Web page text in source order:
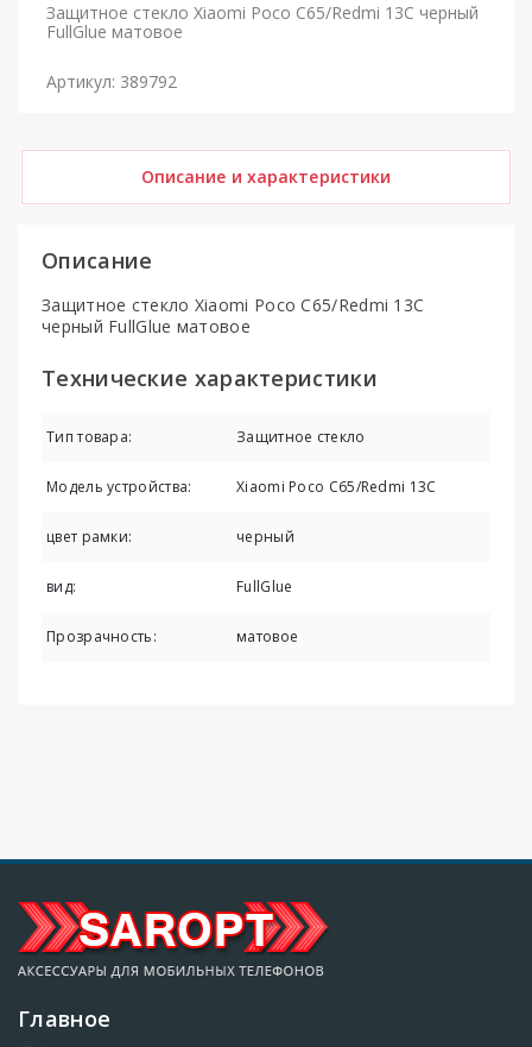
Защитное стекло Xiaomi Poco C65/Redmi 13C черный
FullGlue матовое
Артикул: 389792
Описание и характеристики
Описание
Защитное стекло Xiaomi Poco C65/Redmi 13C
черный FullGlue матовое
Технические характеристики
Тип товара: Защитное стекло
Модель устройства: Xiaomi Poco C65/Redmi 13C
цвет рамки: черный
вид: FullGlue
Прозрачность: матовое
Главное